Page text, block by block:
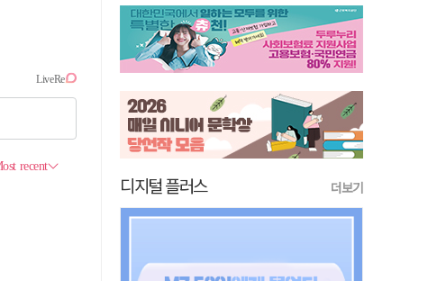
디지털 플러스 더보기